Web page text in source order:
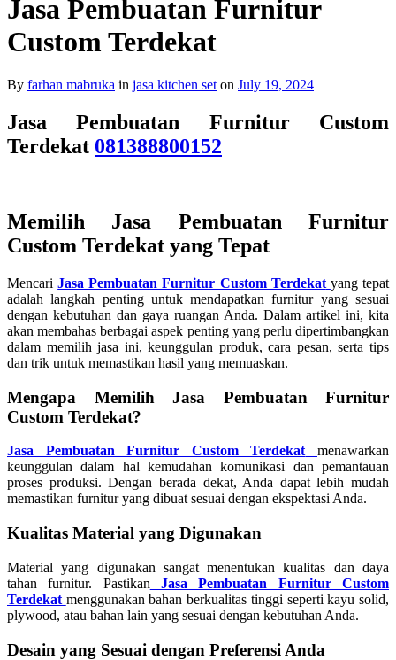
Jasa Pembuatan Furnitur
Custom Terdekat
By farhan mabruka in jasa kitchen set on July 19, 2024
Jasa Pembuatan Furnitur Custom
Terdekat 081388800152
Memilih Jasa Pembuatan Furnitur
Custom Terdekat yang Tepat
MencariJasa Pembuatan Furnitur Custom Terdekat yang tepat
adalah langkah penting untuk mendapatkan furnitur yang sesuai
dengan kebutuhan dan gaya ruangan Anda. Dalam artikel ini, kita
akan membahas berbagai aspek penting yang perlu dipertimbangkan
dalam memilih jasa ini, keunggulan produk, cara pesan, serta tips
dan trik untuk memastikan hasil yang memuaskan.
Mengapa Memilih Jasa Pembuatan Furnitur
Custom Terdekat?
Jasa Pembuatan Furnitur Custom Terdekat
menawarkan
keunggulan dalam hal kemudahan komunikasi dan pemantauan
proses produksi. Dengan berada dekat, Anda dapat lebih mudah
memastikan furnitur yang dibuat sesuai dengan ekspektasi Anda.
Kualitas Material yang Digunakan
Material yang digunakan sangat menentukan kualitas dan daya
tahan furnitur. Pastikan
Jasa Pembuatan Furnitur Custom
Terdekat menggunakan bahan berkualitas tinggi seperti kayu solid,
plywood, atau bahan lain yang sesuai dengan kebutuhan Anda.
Desain yang Sesuai dengan Preferensi Anda